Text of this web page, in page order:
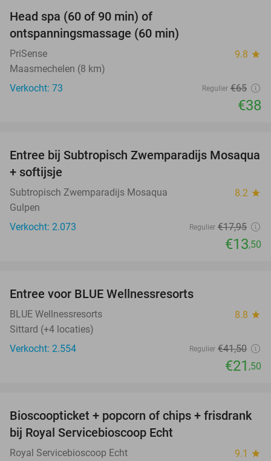
Head spa (60 of 90 min) of
ontspanningsmassage (60 min)
PriSense 9.8 star
Maasmechelen (8 km)
Verkocht: 73
Regulier €65
€38
25%
Entree bij Subtropisch Zwemparadijs Mosaqua
+ softijsje
Subtropisch Zwemparadijs Mosaqua 8.2 star
Gulpen
Verkocht: 2.073
Regulier €17,95
€13,50
Entree voor BLUE Wellnessresorts
BLUE Wellnessresorts 8.8 star
Sittard (+4 locaties)
Verkocht: 2.554
Regulier €41,50
€21 ,50
34%
Bioscoopticket + popcorn of chips + frisdrank
bij Royal Servicebioscoop Echt
Royal Servicebioscoop Echt 9.1 star